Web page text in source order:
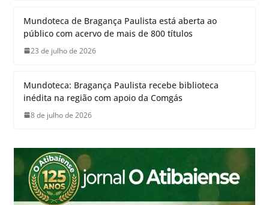
Mundoteca de Bragança Paulista está aberta ao
público com acervo de mais de 800 títulos
23 de julho de 2026
Mundoteca: Bragança Paulista recebe biblioteca
inédita na região com apoio da Comgás
8 de julho de 2026